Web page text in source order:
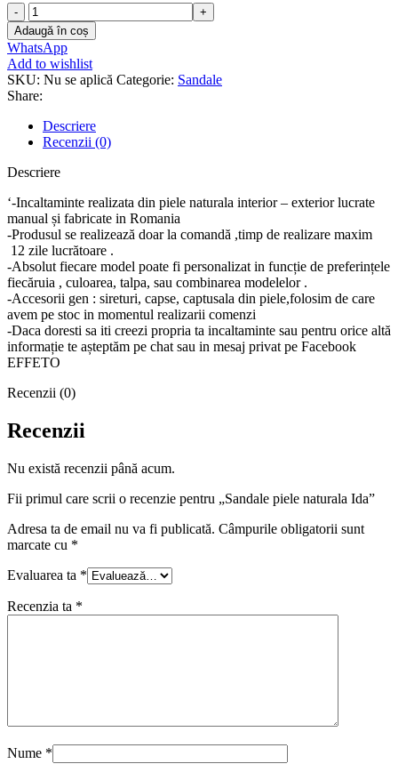
Cantitate
Sandale
piele
naturala
Ida
Adaugă în coș
WhatsApp
Add to wishlist
SKU: Nu se aplică Categorie: Sandale
Share:
Descriere
Recenzii (0)
Descriere
‘-Incaltaminte realizata din piele naturala interior – exterior lucrate
manual și fabricate in Romania
-Produsul se realizează doar la comandă ,timp de realizare maxim
12 zile lucrătoare .
-Absolut fiecare model poate fi personalizat in funcție de preferințele
fiecăruia , culoarea, talpa, sau combinarea modelelor .
-Accesorii gen : sireturi, capse, captusala din piele,folosim de care
avem pe stoc in momentul realizarii comenzi
-Daca doresti sa iti creezi propria ta incaltaminte sau pentru orice altă
informație te așteptăm pe chat sau in mesaj privat pe Facebook
EFFETO
Recenzii (0)
Recenzii
Nu există recenzii până acum.
Fii primul care scrii o recenzie pentru „Sandale piele naturala Ida”
Adresa ta de email nu va fi publicată. Câmpurile obligatorii sunt
marcate cu *
Evaluarea ta *
Recenzia ta *
Nume *